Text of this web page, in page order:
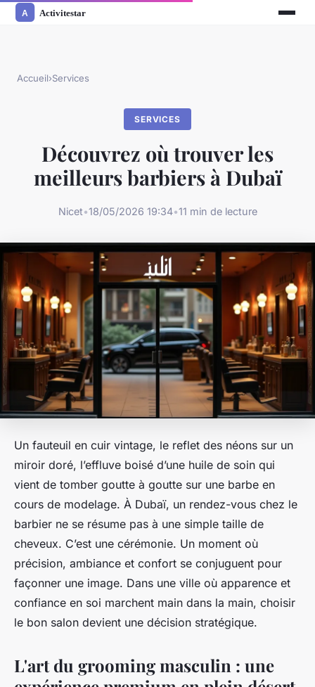
Accueil›Services
SERVICES
Découvrez où trouver les
meilleurs barbiers à Dubaï
Nicet•18/05/2026 19:34•11 min de lecture
Un fauteuil en cuir vintage, le reflet des néons sur un
miroir doré, l’effluve boisé d’une huile de soin qui
vient de tomber goutte à goutte sur une barbe en
cours de modelage. À Dubaï, un rendez-vous chez le
barbier ne se résume pas à une simple taille de
cheveux. C’est une cérémonie. Un moment où
précision, ambiance et confort se conjuguent pour
façonner une image. Dans une ville où apparence et
confiance en soi marchent main dans la main, choisir
le bon salon devient une décision stratégique.
L'art du grooming masculin : une